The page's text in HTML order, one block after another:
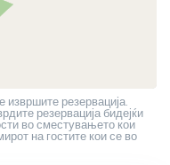
извршите резервација.
резервација бидејќи
во сместувањето кои
на гостите кои се во